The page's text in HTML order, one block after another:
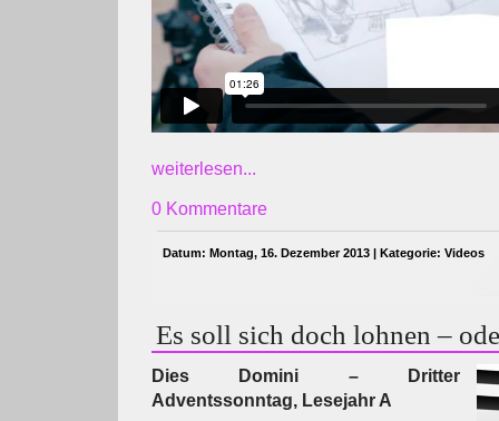
weiterlesen...
0 Kommentare
Datum: Montag, 16. Dezember 2013 | Kategorie: Videos
Es soll sich doch lohnen –
Dies Domini – Dritter
Adventssonntag, Lesejahr A